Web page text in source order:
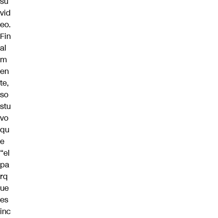
vid
eo.
Fin
al
m
en
te,
so
stu
vo
qu
e
“el
pa
rq
ue
es
inc